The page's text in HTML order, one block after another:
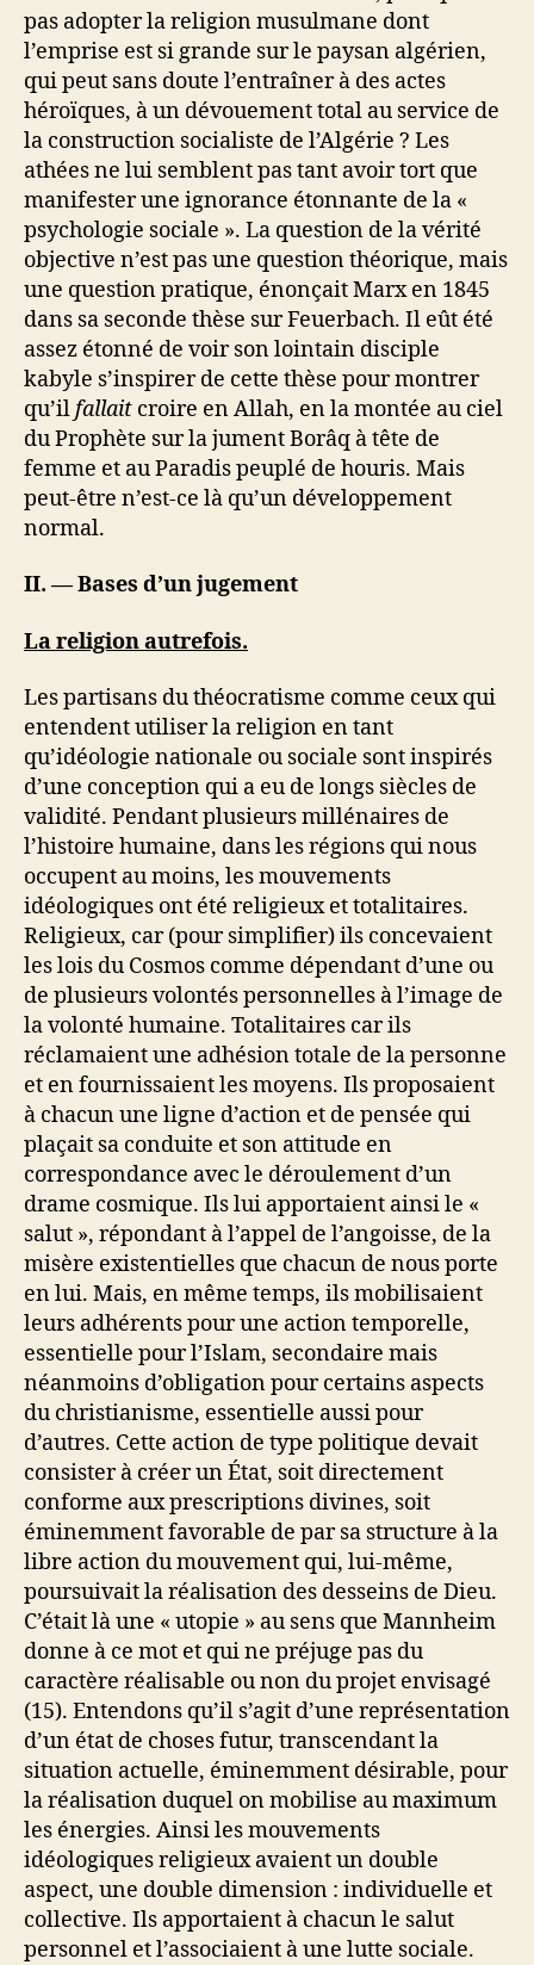
pas adopter la religion musulmane dont
l’emprise est si grande sur le paysan algérien,
qui peut sans doute l’entraîner à des actes
héroïques, à un dévouement total au service de
la construction socialiste de l’Algérie ? Les
athées ne lui semblent pas tant avoir tort que
manifester une ignorance étonnante de la «
psychologie sociale ». La question de la vérité
objective n’est pas une question théorique, mais
une question pratique, énonçait Marx en 1845
dans sa seconde thèse sur Feuerbach. Il eût été
assez étonné de voir son lointain disciple
kabyle s’inspirer de cette thèse pour montrer
qu’ilfallait croire en Allah, en la montée au ciel
du Prophète sur la jument Borâq à tête de
femme et au Paradis peuplé de houris. Mais
peut-être n’est-ce là qu’un développement
normal.
II. — Bases d’un jugement
La religion autrefois.
Les partisans du théocratisme comme ceux qui
entendent utiliser la religion en tant
qu’idéologie nationale ou sociale sont inspirés
d’une conception qui a eu de longs siècles de
validité. Pendant plusieurs millénaires de
l’histoire humaine, dans les régions qui nous
occupent au moins, les mouvements
idéologiques ont été religieux et totalitaires.
Religieux, car (pour simplifier) ils concevaient
les lois du Cosmos comme dépendant d’une ou
de plusieurs volontés personnelles à l’image de
la volonté humaine. Totalitaires car ils
réclamaient une adhésion totale de la personne
et en fournissaient les moyens. Ils proposaient
à chacun une ligne d’action et de pensée qui
plaçait sa conduite et son attitude en
correspondance avec le déroulement d’un
drame cosmique. Ils lui apportaient ainsi le «
salut », répondant à l’appel de l’angoisse, de la
misère existentielles que chacun de nous porte
en lui. Mais, en même temps, ils mobilisaient
leurs adhérents pour une action temporelle,
essentielle pour l’Islam, secondaire mais
néanmoins d’obligation pour certains aspects
du christianisme, essentielle aussi pour
d’autres. Cette action de type politique devait
consister à créer un État, soit directement
conforme aux prescriptions divines, soit
éminemment favorable de par sa structure à la
libre action du mouvement qui, lui-même,
poursuivait la réalisation des desseins de Dieu.
C’était là une « utopie » au sens que Mannheim
donne à ce mot et qui ne préjuge pas du
caractère réalisable ou non du projet envisagé
(15). Entendons qu’il s’agit d’une représentation
d’un état de choses futur, transcendant la
situation actuelle, éminemment désirable, pour
la réalisation duquel on mobilise au maximum
les énergies. Ainsi les mouvements
idéologiques religieux avaient un double
aspect, une double dimension : individuelle et
collective. Ils apportaient à chacun le salut
personnel et l’associaient à une lutte sociale.